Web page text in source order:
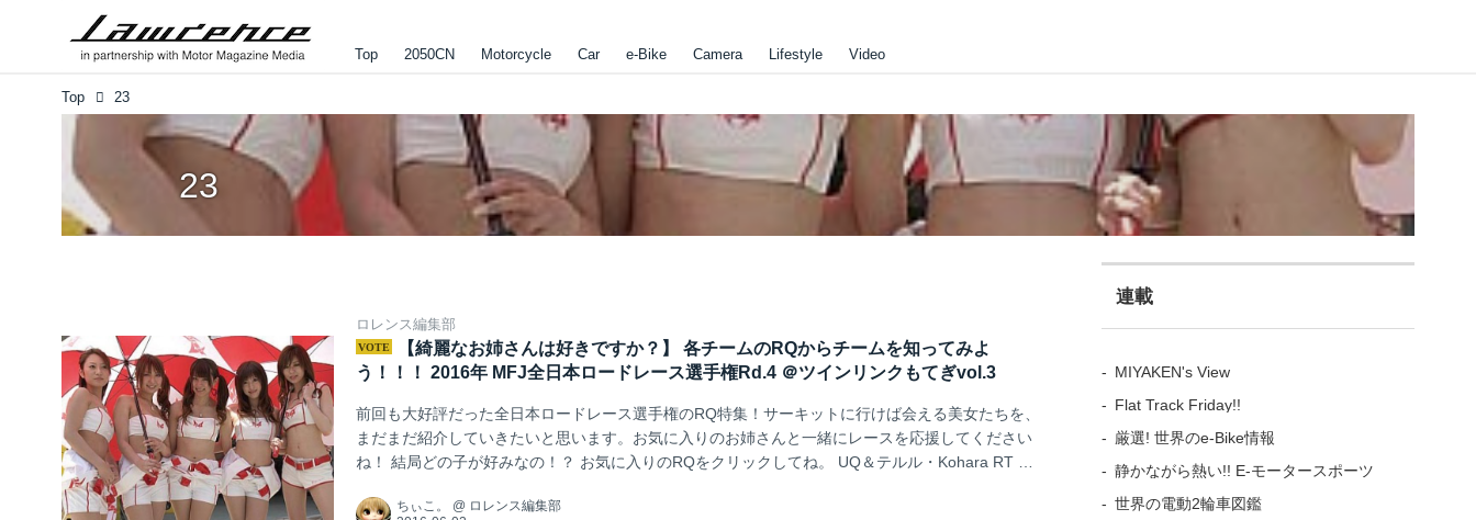
Top 2050CN Motorcycle Car e-Bike Camera Lifestyle Video
Top 23
23
ロレンス編集部
【綺麗なお姉さんは好きですか？】 各チームのRQからチームを知ってみよ
う！！！ 2016年 MFJ全日本ロードレース選手権Rd.4 ＠ツインリンクもてぎvol.3
前回も大好評だった全日本ロードレース選手権のRQ特集！サーキットに行けば会える美女たちを、
まだまだ紹介していきたいと思います。お気に入りのお姉さんと一緒にレースを応援してください
ね！ 結局どの子が好みなの！？ お気に入りのRQをクリックしてね。 UQ＆テルル・Kohara RT エ
SPEED AKENO SPEED 【綺麗なお姉さんは好きですか？】各チームのRQからチームを知ってみよ
ちぃこ。 @ ロレンス編集部
連載
MIYAKEN's View
Flat Track Friday!!
厳選! 世界のe-Bike情報
静かながら熱い!! E-モータースポーツ
世界の電動2輪車図鑑